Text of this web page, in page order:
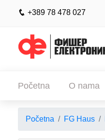
+389 78 478 027
Početna O nama
POČETNA
Početna FG Haus